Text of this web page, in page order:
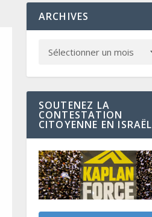
ARCHIVES
SOUTENEZ LA
CONTESTATION
CITOYENNE EN ISRAËL